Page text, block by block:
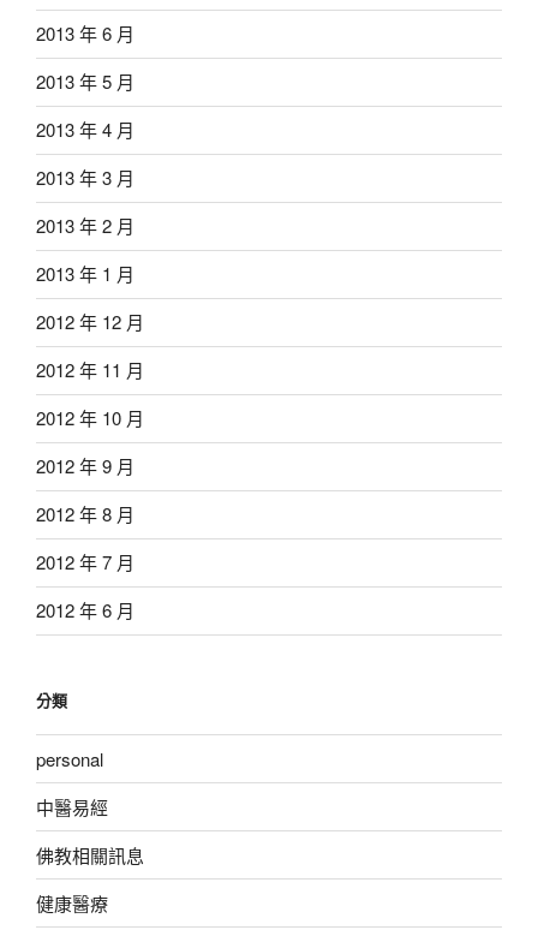
2013 年 6 月
2013 年 5 月
2013 年 4 月
2013 年 3 月
2013 年 2 月
2013 年 1 月
2012 年 12 月
2012 年 11 月
2012 年 10 月
2012 年 9 月
2012 年 8 月
2012 年 7 月
2012 年 6 月
分類
personal
中醫易經
佛教相關訊息
健康醫療